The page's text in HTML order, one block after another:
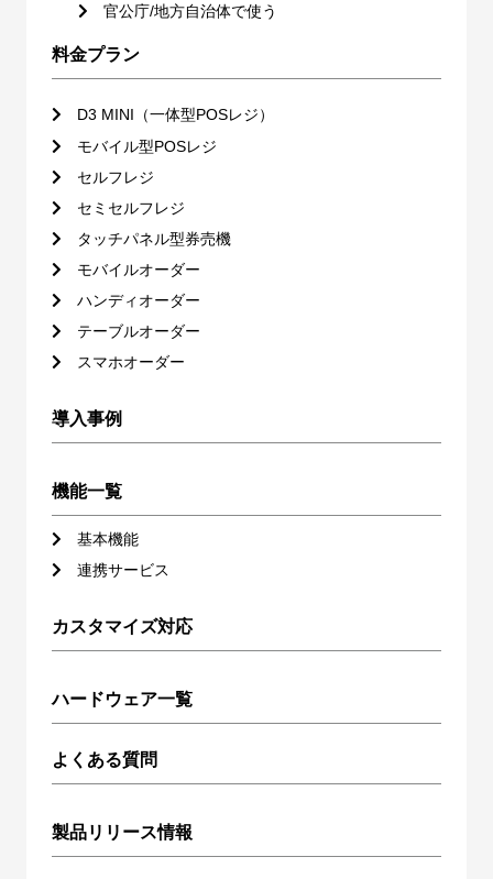
官公庁/地方自治体で使う
料金プラン
D3 MINI（一体型POSレジ）
モバイル型POSレジ
セルフレジ
セミセルフレジ
タッチパネル型券売機
モバイルオーダー
ハンディオーダー
テーブルオーダー
スマホオーダー
導入事例
機能一覧
基本機能
連携サービス
カスタマイズ対応
ハードウェア一覧
よくある質問
製品リリース情報